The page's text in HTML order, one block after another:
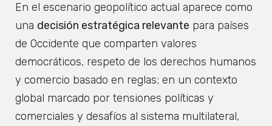
En el escenario geopolítico actual aparece como
una decisión estratégica relevante para países
de Occidente que comparten valores
democráticos, respeto de los derechos humanos
y comercio basado en reglas; en un contexto
global marcado por tensiones políticas y
comerciales y desafíos al sistema multilateral,